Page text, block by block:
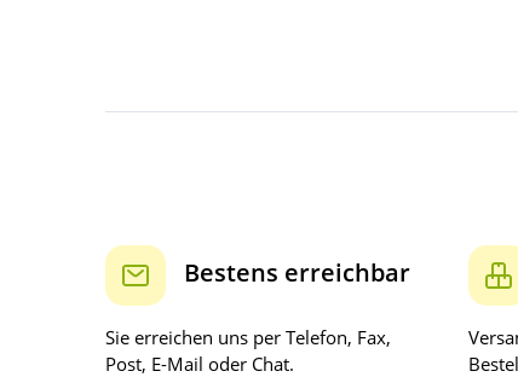
Bestens erreichbar
Sie erreichen uns per Telefon, Fax,
Post, E-Mail oder Chat.